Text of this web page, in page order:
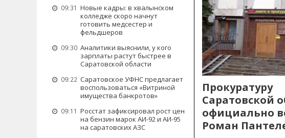
09:31 Новые кадры: в хвалынском
колледже скоро начнут
готовить медсестер и
фельдшеров
09:30 Аналитики выяснили, у кого
зарплаты растут быстрее в
Саратовской области
09:22 Саратовское УФНС предлагает
воспользоваться «Витриной
имущества банкротов»
09:11 Росстат зафиксировал рост цен
на бензин марок АИ-92 и АИ-95
на саратовских АЗС
Прокуратуру
Саратовской
официально
Роман